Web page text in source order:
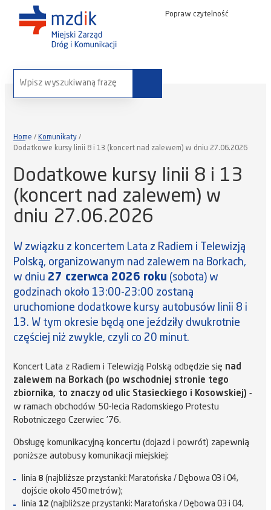
Popraw czytelność
wyszukaj na stronie:
Home
Komunikaty
Dodatkowe kursy linii 8 i 13 (koncert nad zalewem) w dniu 27.06.2026
Dodatkowe kursy linii 8 i 13
(koncert nad zalewem) w
dniu 27.06.2026
W związku z koncertem Lata z Radiem i Telewizją
Polską, organizowanym nad zalewem na Borkach,
w dniu 27 czerwca 2026 roku (sobota) w
godzinach około 13:00-23:00 zostaną
uruchomione dodatkowe kursy autobusów linii 8 i
13. W tym okresie będą one jeździły dwukrotnie
częściej niż zwykle, czyli co 20 minut.
Koncert Lata z Radiem i Telewizją Polską odbędzie się nad
zalewem na Borkach (po wschodniej stronie tego
zbiornika, to znaczy od ulic Stasieckiego i Kosowskiej) -
w ramach obchodów 50-lecia Radomskiego Protestu
Robotniczego Czerwiec ’76.
Obsługę komunikacyjną koncertu (dojazd i powrót) zapewnią
poniższe autobusy komunikacji miejskiej:
linia 8 (najbliższe przystanki: Maratońska / Dębowa 03 i 04,
dojście około 450 metrów);
linia 12 (najbliższe przystanki: Maratońska / Dębowa 03 i 04,